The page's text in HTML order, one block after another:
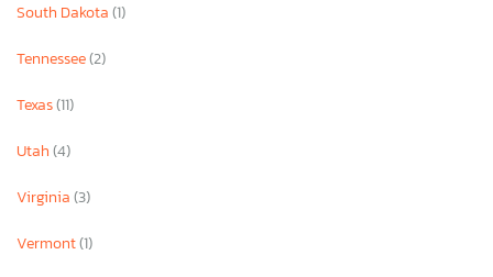
South Dakota(1)
Tennessee(2)
Texas(11)
Utah(4)
Virginia(3)
Vermont(1)